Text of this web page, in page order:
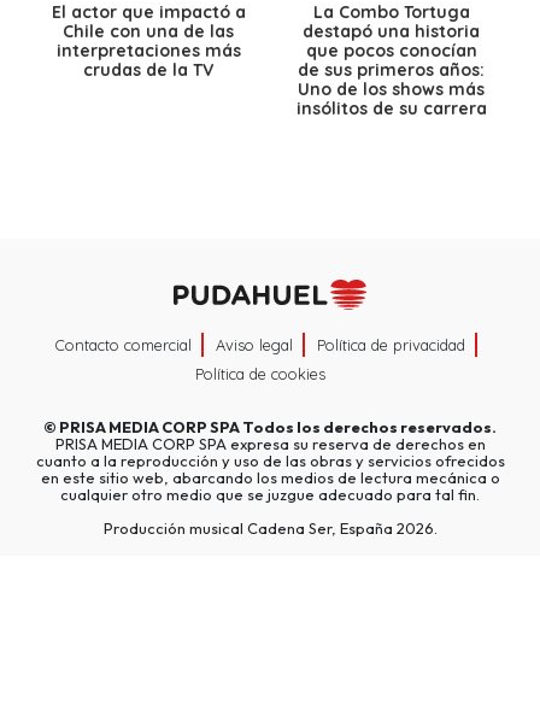
El actor que impactó a
Chile con una de las
interpretaciones más
crudas de la TV
La Combo Tortuga
destapó una historia
que pocos conocían
de sus primeros años:
Uno de los shows más
insólitos de su carrera
Contacto comercial Aviso legal
Política de privacidad
Política de cookies
© PRISA MEDIA CORP SPATodos los derechos reservados.
PRISA MEDIA CORP SPA expresa su reserva de derechos en
cuanto a la reproducción y uso de las obras y servicios ofrecidos
en este sitio web, abarcando los medios de lectura mecánica o
cualquier otro medio que se juzgue adecuado para tal fin.
Producción musical Cadena Ser, España 2026.